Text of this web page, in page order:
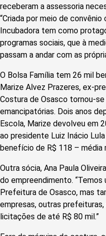
receberam a assessoria
“Criada por meio de
Incubadora tem como
programas sociais, que à
passam a andar com as
O Bolsa Família tem 26 mil
Marize Alvez Prazeres, ex-
Costura de Osasco tornou-
emancipatórias. Dois anos
Escola, Marize devolveu em
ao presidente Luiz Inácio
benefício de R$ 118 – média
Outra sócia, Ana Paula
do empreendimento. “Temos
Prefeitura de Osasco, mas
empresas, outras
licitações de até R$ 80 mil.”